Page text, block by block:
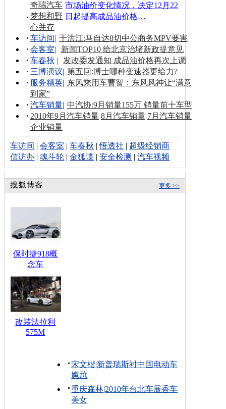
市场油价变化情况，决定12月22
日起提高成品油价格…
奇瑞汽车
梦想和野
心并存
车访间| 于洪江:马自达8切中公商务MPV要害
会客室|
新闻TOP10 给北京治堵新政提意见
车春秋 |
发改委发通知 成品油价格再次上调
三博演议| 第五回:博士哪种变速器更给力?
服务精英| 东风乘用车曹智：东风风神让“满意
到家”
汽车销量| 中汽协:9月销量155万 销量前十车型
2010年9月汽车销量 8月汽车销量 7月汽车销量
企业销量
车访间 |会客室 |车春秋 |悟透社 | 超级经销商
信访办 |魂斗轮 |金狐谍 |安全检测 |汽车视频
更多 >>
保时捷918概
念车
改装法拉利
575M
宋文楷|新普瑞斯衬中国电动车
尴尬
重庆森林|2010年台北车展香车
美女